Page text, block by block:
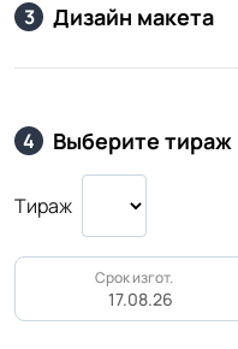
3 Дизайн макета
4 Выберите тираж
Тираж
Срок изгот.
17.08.26